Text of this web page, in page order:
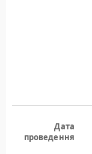
Дата
проведення